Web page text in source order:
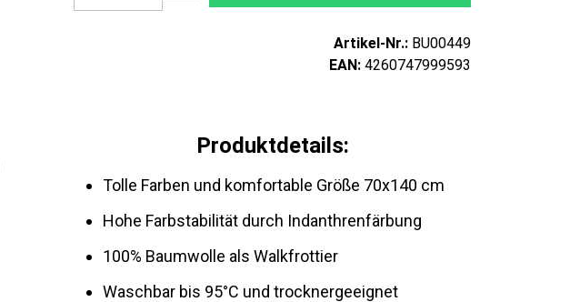
Artikel-Nr.: BU00449
EAN: 4260747999593
Produktdetails:
Tolle Farben und komfortable Größe 70x140 cm
Hohe Farbstabilität durch Indanthrenfärbung
100% Baumwolle als Walkfrottier
Waschbar bis 95°C und trocknergeeignet